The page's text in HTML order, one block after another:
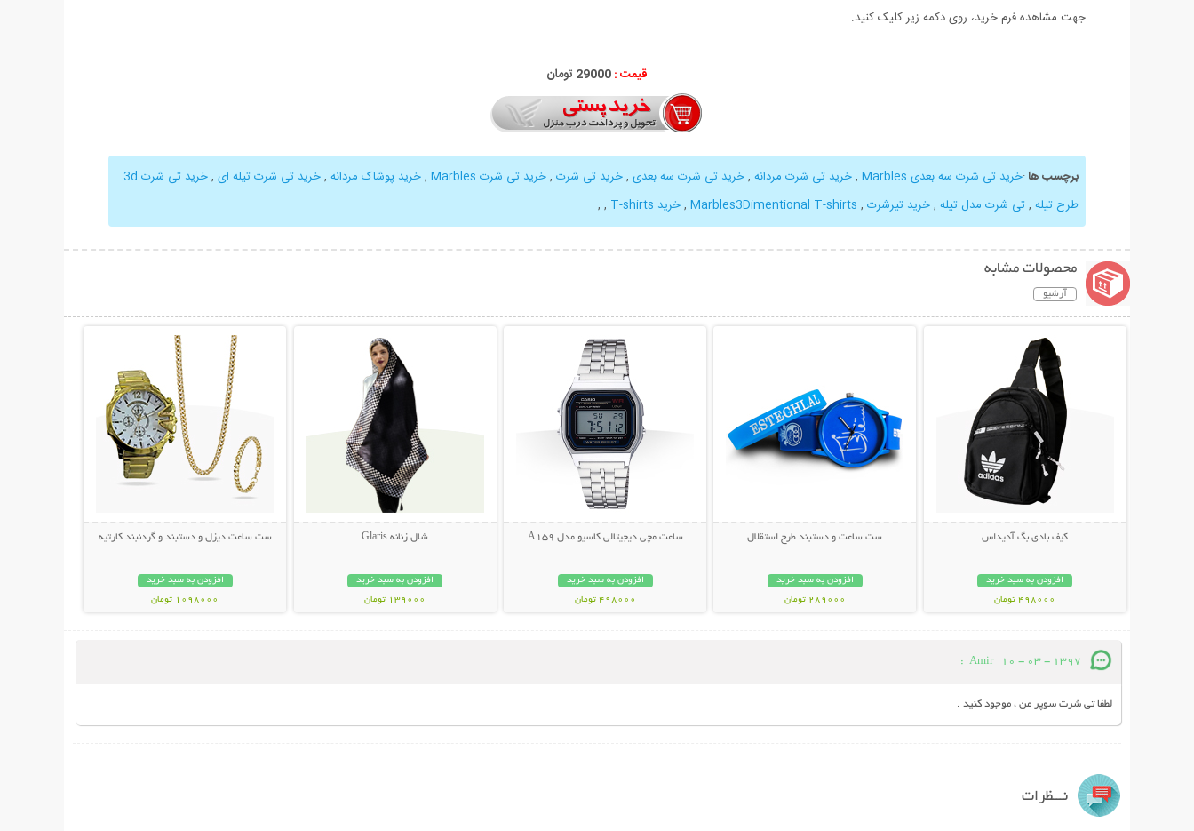
جهت مشاهده فرم خرید، روی دکمه زیر کلیک کنید.
قیمت :29000 تومان
برچسب ها:خرید تی شرت سه بعدی Marbles ,خرید تی شرت مردانه ,خرید تی شرت سه بعدی ,خرید تی شرت ,خرید تی شرت Marbles ,خرید پوشاک مردانه ,خرید تی شرت تیله ای ,
خرید تی شرت 3d
طرح تیله , تی شرت مدل تیله ,خرید تیرشرت ,
Marbles3Dimentional T-shirts
,خرید T-shirts ,
,
محصولات مشابه
آرشیو
کیف بادی بگ آدیداس
افزودن به سبد خرید
498000 تومان
ست ساعت و دستبند طرح استقلال
افزودن به سبد خرید
289000 تومان
ساعت مچی دیجیتالی کاسیو مدل A159
افزودن به سبد خرید
498000 تومان
شال زنانه Glaris
افزودن به سبد خرید
139000 تومان
ست ساعت دیزل و دستبند و گردنبند کارتیه
افزودن به سبد خرید
1098000 تومان
Amir 10 - 03 - 1397
:
لطفا تی شرت سوپر من ، موجود کنید .
نـــظرات